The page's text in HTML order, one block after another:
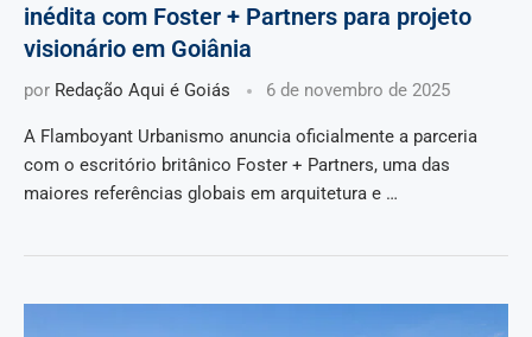
inédita com Foster + Partners para projeto
visionário em Goiânia
por Redação Aqui é Goiás 6 de novembro de 2025
A Flamboyant Urbanismo anuncia oficialmente a parceria
com o escritório britânico Foster + Partners, uma das
maiores referências globais em arquitetura e …